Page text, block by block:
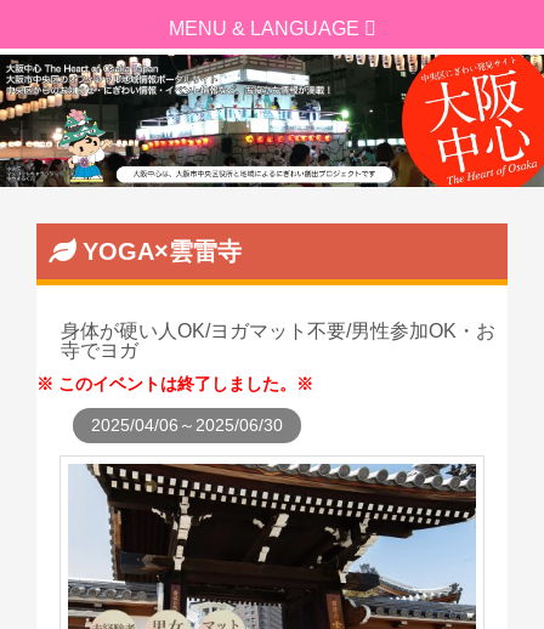
YOGA×雲雷寺
身体が硬い人OK/ヨガマット不要/男性参加OK・お
寺でヨガ
このイベントは終了しました。
2025/04/06～2025/06/30